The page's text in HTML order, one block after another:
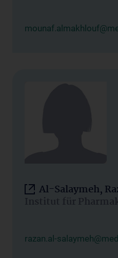
Al-Salaymeh,
Institut für
razan.al-